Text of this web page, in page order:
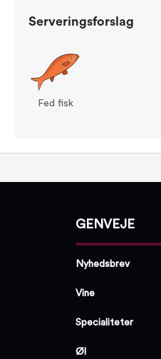
Serveringsforslag
Fed fisk
GENVEJE
Nyhedsbrev
Vine
Specialiteter
Øl